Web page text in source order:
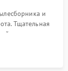
и
Тщательная
и плат от
с